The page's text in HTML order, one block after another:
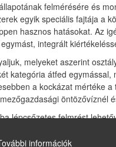
felmérésére és
egyik speciális fajtája a
hasznos hatásokat. Az
integrált
melyeket aszerint
kategória átfed
a kockázat
öntözővíznél
lépcsőzetes felmrést
melyek lehetővé
információk